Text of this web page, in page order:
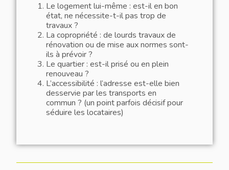
Le logement lui-même : est-il en bon
état, ne nécessite-t-il pas trop de
travaux ?
La copropriété : de lourds travaux de
rénovation ou de mise aux normes sont-
ils à prévoir ?
Le quartier : est-il prisé ou en plein
renouveau ?
L’accessibilité : l’adresse est-elle bien
desservie par les transports en
commun ? (un point parfois décisif pour
séduire les locataires)